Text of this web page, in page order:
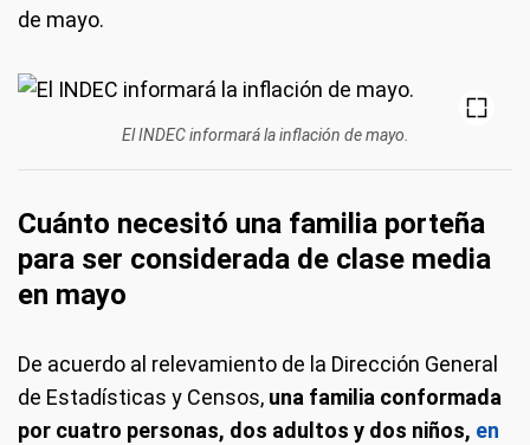
de mayo.
El INDEC informará la inflación de mayo.
Cuánto necesitó una familia porteña
para ser considerada de clase media
en mayo
De acuerdo al relevamiento de la Dirección General
de Estadísticas y Censos, una familia conformada
por cuatro personas, dos adultos y dos niños, en